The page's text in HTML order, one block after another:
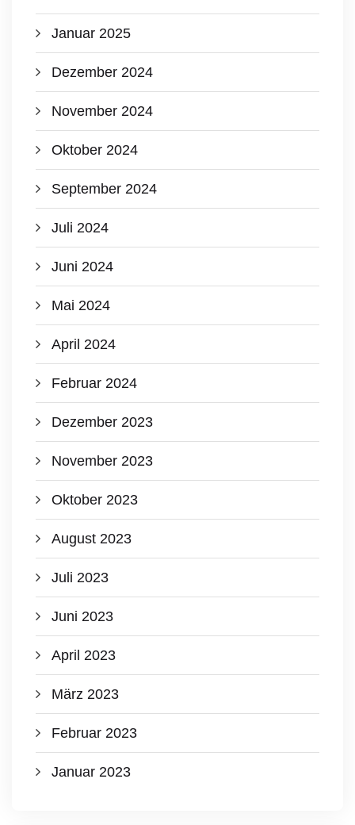
Januar 2025
Dezember 2024
November 2024
Oktober 2024
September 2024
Juli 2024
Juni 2024
Mai 2024
April 2024
Februar 2024
Dezember 2023
November 2023
Oktober 2023
August 2023
Juli 2023
Juni 2023
April 2023
März 2023
Februar 2023
Januar 2023